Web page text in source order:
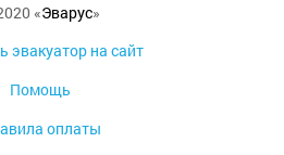
«Эварус»
эвакуатор на сайт
Помощь
оплаты